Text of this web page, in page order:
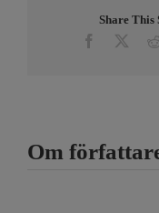
Share This
Facebook
Om